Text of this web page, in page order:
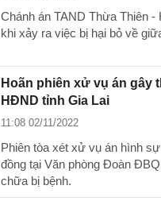
Chánh án TAND Thừa Thiên
khi xảy ra việc bị hại bỏ về
Hoãn phiên xử vụ án gây
HĐND tỉnh Gia Lai
11:08 02/11/2022
Phiên tòa xét xử vụ án hình
đồng tại Văn phòng Đoàn
chữa bị bệnh.